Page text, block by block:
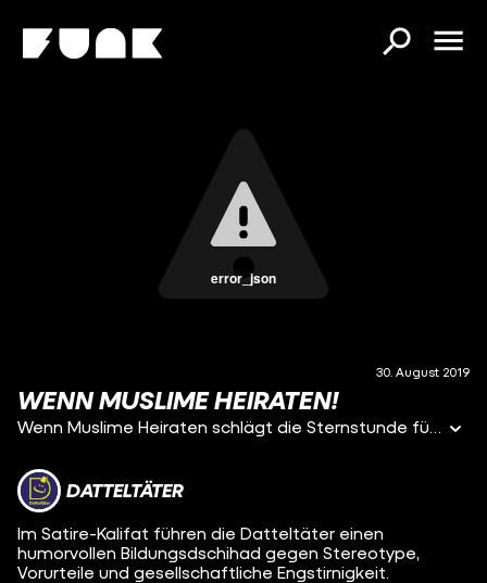
error_json
30. August 2019
WENN MUSLIME HEIRATEN!
Wenn Muslime Heiraten schlägt die Sternstunde für alle außer das zukünftige Ehepaar! Der Muslim Wedding Planer wird eingeschaltet und die gesamte Familie mischt mit. Ob das glückliche Paar bei der eigenen „Traumhochzeit“ dabei sein darf und wer alles eingeladen werden muss… Sagt euch der Vater der Braut!
DATTELTÄTER
Im Satire-Kalifat führen die Datteltäter einen
humorvollen Bildungsdschihad gegen Stereotype,
Vorurteile und gesellschaftliche Engstirnigkeit.